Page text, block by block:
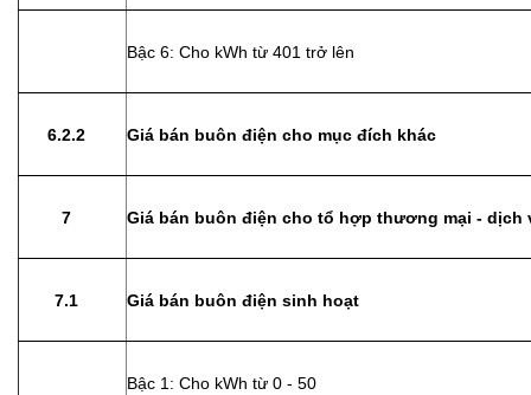
Bậc 6: Cho kWh từ 401 trở lên
6.2.2 Giá bán buôn điện cho mục đích khác
7 Giá bán buôn điện cho tổ hợp thương mại - dịch
7.1 Giá bán buôn điện sinh hoạt
Bậc 1: Cho kWh từ 0 - 50